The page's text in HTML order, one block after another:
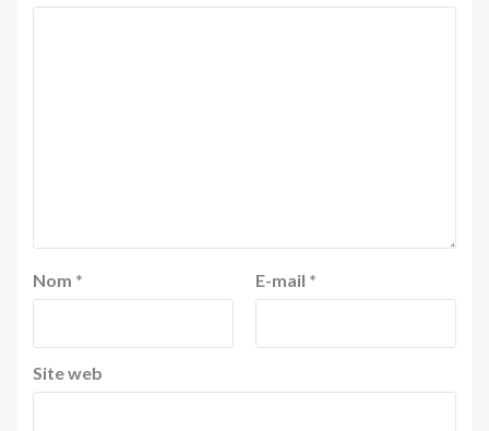
Nom * E-mail *
Site web